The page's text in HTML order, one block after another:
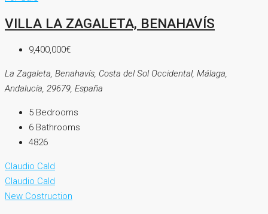
VILLA LA ZAGALETA, BENAHAVÍS
9,400,000€
La Zagaleta, Benahavís, Costa del Sol Occidental, Málaga,
Andalucía, 29679, España
5 Bedrooms
6 Bathrooms
4826
Claudio Cald
Claudio Cald
New Costruction